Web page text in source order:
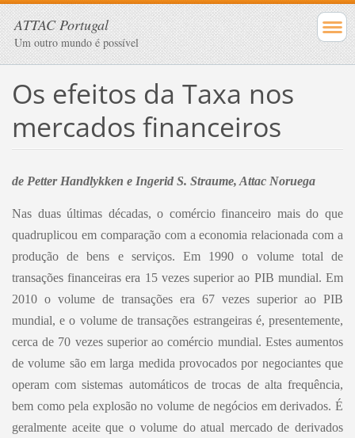
ATTAC Portugal
Um outro mundo é possível
Os efeitos da Taxa nos
mercados financeiros
de Petter Handlykken e Ingerid S. Straume, Attac Noruega
Nas duas últimas décadas, o comércio financeiro mais do que
quadruplicou em comparação com a economia relacionada com a
produção de bens e serviços. Em 1990 o volume total de
transações financeiras era 15 vezes superior ao PIB mundial. Em
2010 o volume de transações era 67 vezes superior ao PIB
mundial, e o volume de transações estrangeiras é, presentemente,
cerca de 70 vezes superior ao comércio mundial. Estes aumentos
de volume são em larga medida provocados por negociantes que
operam com sistemas automáticos de trocas de alta frequência,
bem como pela explosão no volume de negócios em derivados. É
geralmente aceite que o volume do atual mercado de derivados